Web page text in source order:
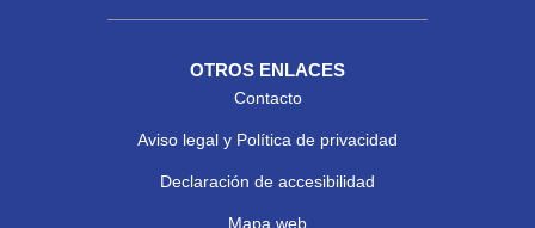
OTROS ENLACES
Contacto
Aviso legal y Política de privacidad
Declaración de accesibilidad
Mapa web